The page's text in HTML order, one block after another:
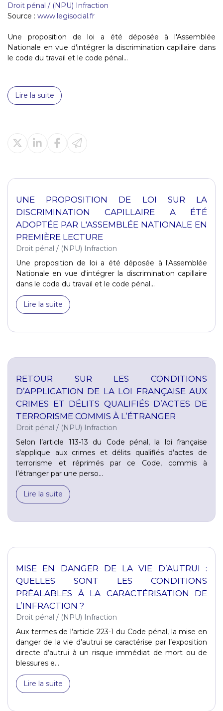
Droit pénal / (NPU) Infraction
Source : www.legisocial.fr
Une proposition de loi a été déposée à l'Assemblée
Nationale en vue d'intégrer la discrimination capillaire dans
le code du travail et le code pénal...
Lire la suite
UNE PROPOSITION DE LOI SUR LA
DISCRIMINATION CAPILLAIRE A ÉTÉ
ADOPTÉE PAR L'ASSEMBLÉE NATIONALE EN
PREMIÈRE LECTURE
Droit pénal / (NPU) Infraction
Une proposition de loi a été déposée à l'Assemblée
Nationale en vue d'intégrer la discrimination capillaire
dans le code du travail et le code pénal...
Lire la suite
RETOUR SUR LES CONDITIONS
D’APPLICATION DE LA LOI FRANÇAISE AUX
CRIMES ET DÉLITS QUALIFIÉS D’ACTES DE
TERRORISME COMMIS À L’ÉTRANGER
Droit pénal / (NPU) Infraction
Selon l’article 113-13 du Code pénal, la loi française
s’applique aux crimes et délits qualifiés d’actes de
terrorisme et réprimés par ce Code, commis à
l’étranger par une perso...
Lire la suite
MISE EN DANGER DE LA VIE D’AUTRUI :
QUELLES SONT LES CONDITIONS
PRÉALABLES À LA CARACTÉRISATION DE
L’INFRACTION ?
Droit pénal / (NPU) Infraction
Aux termes de l’article 223-1 du Code pénal, la mise en
danger de la vie d’autrui se caractérise par l’exposition
directe d’autrui à un risque immédiat de mort ou de
blessures e...
Lire la suite